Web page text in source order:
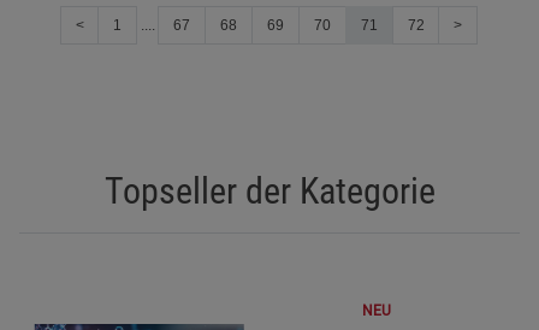
< 1 67 68 69 70 71 72 >
Topseller der Kategorie
NEU